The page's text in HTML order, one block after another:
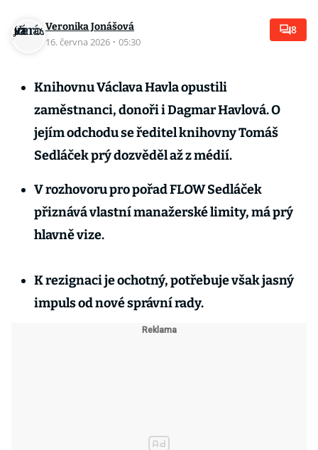
Veronika Jonášová
16. června 2026 · 05:30
8
Knihovnu Václava Havla opustili
zaměstnanci, donoři i Dagmar Havlová. O
jejím odchodu se ředitel knihovny Tomáš
Sedláček prý dozvěděl až z médií.
V rozhovoru pro pořad FLOW Sedláček
přiznává vlastní manažerské limity, má prý
hlavně vize.
K rezignaci je ochotný, potřebuje však jasný
impuls od nové správní rady.